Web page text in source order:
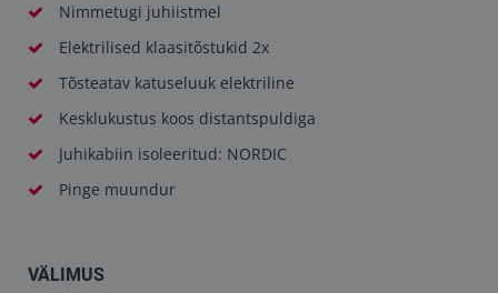
Nimmetugi juhiistmel
Elektrilised klaasitõstukid 2x
Tõsteatav katuseluuk elektriline
Kesklukustus koos distantspuldiga
Juhikabiin isoleeritud: NORDIC
Pinge muundur
VÄLIMUS